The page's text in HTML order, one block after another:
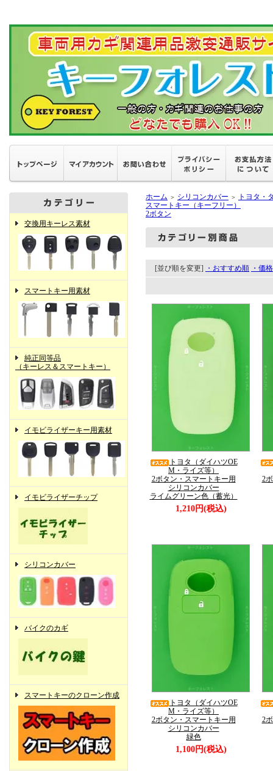
交換用キーレス素材
スマートキー用素材
純正同等品
（キーレス＆スマートキー）
イモビライザーキー用素材
イモビライザーチップ
シリコンカバー
バイクのカギ
スマートキーのクローン作成
ホーム ＞ シリコンカバー ＞
トヨタ・
スマートキー（キーフリー）
2ボタン
[並び順を変更] ・おすすめ順 ・価
トヨタ（ダイハツOE
M・ライズ等）
2ボタン・スマートキー用
シリコンカバー
ライムグリーン色（蓄光）
1,210円(税込)
2
トヨタ（ダイハツOE
M・ライズ等）
2ボタン・スマートキー用
シリコンカバー
緑色
1,100円(税込)
2